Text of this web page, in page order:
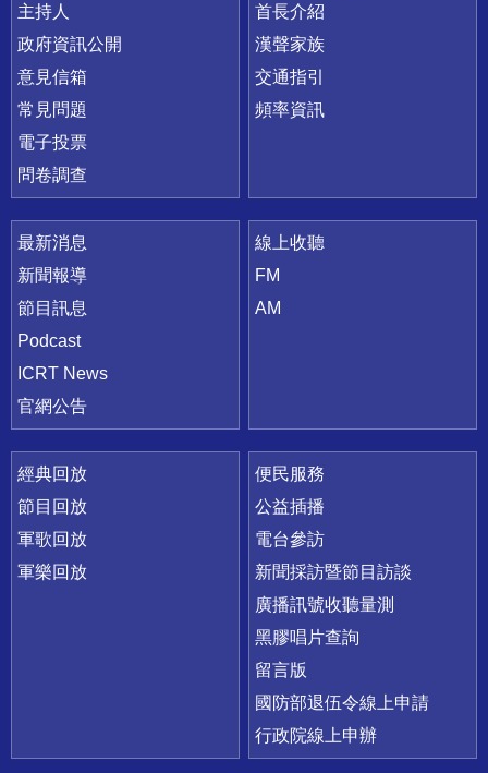
主持人
政府資訊公開
意見信箱
常見問題
電子投票
問卷調查
首長介紹
漢聲家族
交通指引
頻率資訊
最新消息
新聞報導
節目訊息
Podcast
ICRT News
官網公告
線上收聽
FM
AM
經典回放
節目回放
軍歌回放
軍樂回放
便民服務
公益插播
電台參訪
新聞採訪暨節目訪談
廣播訊號收聽量測
黑膠唱片查詢
留言版
國防部退伍令線上申請
行政院線上申辦